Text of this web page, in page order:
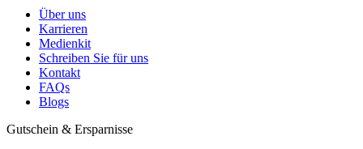
Über uns
Karrieren
Medienkit
Schreiben Sie für uns
Kontakt
FAQs
Blogs
Gutschein & Ersparnisse